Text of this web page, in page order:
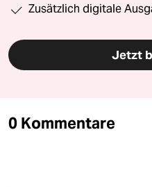
Zusätzlich digitale
Jetzt
0 Kommentare